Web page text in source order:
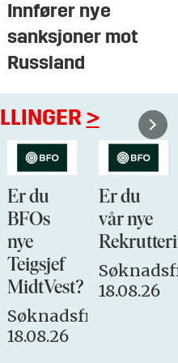
Innfører nye
sanksjoner mot
Russland
>
Er du
BFOs
nye
Teigsjef
MidtVest?
Søknadsfrist:
18.08.26
Er du
vår nye
18.08.26